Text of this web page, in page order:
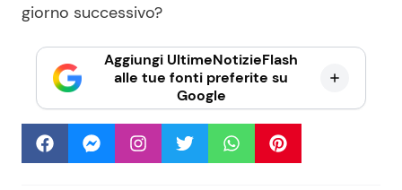
giorno successivo?
Aggiungi UltimeNotizieFlash
alle tue fonti preferite su
Google